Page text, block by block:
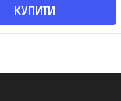
КУПИТИ